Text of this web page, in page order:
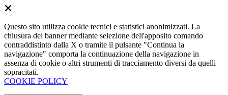
Questo sito utilizza cookie tecnici e statistici anonimizzati. La
chiusura del banner mediante selezione dell'apposito comando
contraddistinto dalla X o tramite il pulsante "Continua la
navigazione" comporta la continuazione della navigazione in
assenza di cookie o altri strumenti di tracciamento diversi da quelli
sopracitati.
COOKIE POLICY